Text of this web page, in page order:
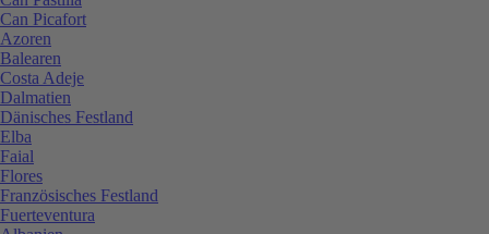
Can Picafort
Azoren
Balearen
Costa Adeje
Dalmatien
Dänisches Festland
Elba
Faial
Flores
Französisches Festland
Fuerteventura